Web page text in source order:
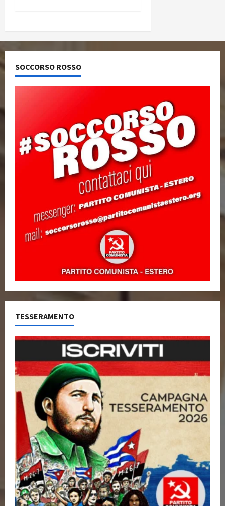
SOCCORSO ROSSO
TESSERAMENTO